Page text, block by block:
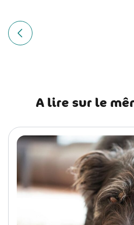
Navigation
de
Article précédent Leonberg :
A lire sur le